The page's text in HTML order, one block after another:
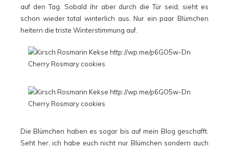
auf den Tag. Sobald ihr aber durch die Tür seid, sieht es
schon wieder total winterlich aus. Nur ein paar Blümchen
heitern die triste Winterstimmung auf.
Die Blümchen haben es sogar bis auf mein Blog geschafft.
Seht her, ich habe euch nicht nur Blümchen sondern auch